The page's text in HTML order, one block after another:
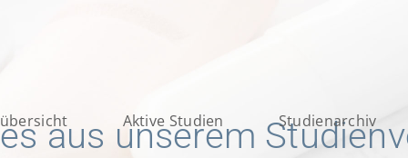
Aktive Studien Studienarchiv
aus unserem